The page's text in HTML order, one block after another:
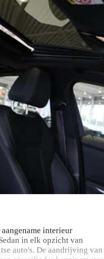
interieur
in elk opzicht van
auto's. De aandrijving van